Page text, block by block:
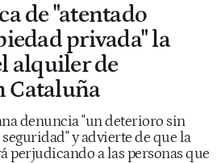
de "atentado
privada" la
alquiler de
Cataluña
denuncia "un deterioro sin
y advierte de que la
perjudicando a las personas que